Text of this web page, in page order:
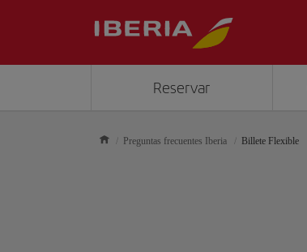
Reservar
Preguntas frecuentes Iberia Billete Flexible